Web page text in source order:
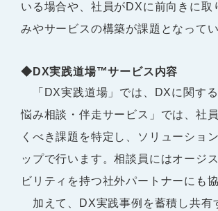
いる場合や、社員がDXに前向きに
みやサービスの構築が課題となってい
◆DX実践道場™サービス内容
「DX実践道場」では、DXに関す
悩み相談・伴走サービス」では、社
くべき課題を特定し、ソリューショ
ップで行います。相談員にはオージ
ビリティを持つ社外パートナーにも
加えて、DX実践事例を蓄積し共有